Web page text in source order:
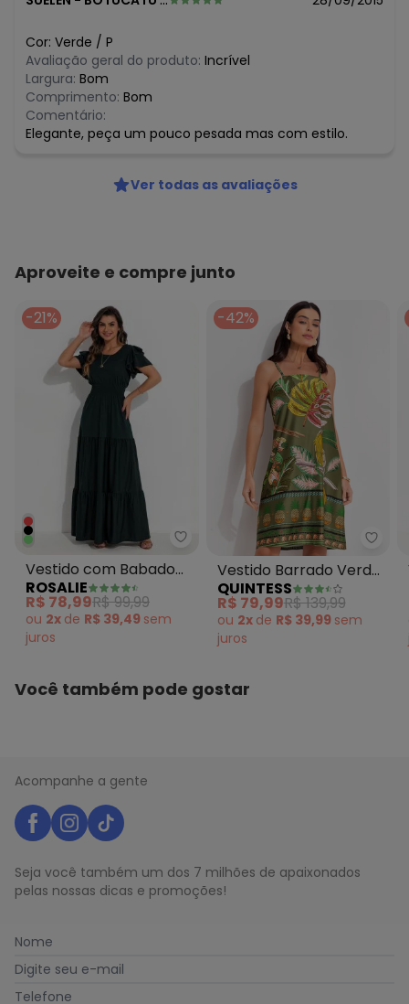
Cor: Verde / P
Avaliação geral do produto: Incrível
Largura: Bom
Comprimento: Bom
Comentário:
Elegante, peça um pouco pesada mas com estilo.
Ver todas as avaliações
Aproveite e compre junto
-21%
Rosalie - Vestido com Babado
Vestido com Babado
Verde
ROSALIE
R$ 78,99R$ 99,99
ou 2x de R$ 39,49 sem
juros
-42%
Vestido Barrado Verde
em Malha Fria
QUINTESS
R$ 79,99R$ 139,99
ou 2x de R$ 39,99 sem
juros
Você também pode gostar
Acompanhe a gente
Seja você também um dos 7 milhões de apaixonados
pelas nossas dicas e promoções!
Nome
Digite seu e-mail
Telefone